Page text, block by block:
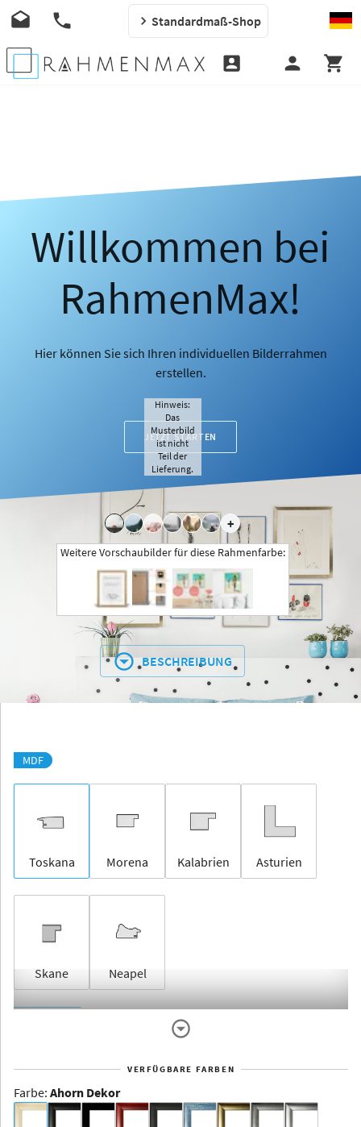
Standardmaß-Shop
Willkommen bei
RahmenMax!
Hier können Sie sich Ihren individuellen Bilderrahmen
erstellen.
JETZT STARTEN
+
Hinweis:
Das
Musterbild
ist nicht
Teil der
Lieferung.
Weitere Vorschaubilder für diese Rahmenfarbe:
BESCHREIBUNG
MDF
Toskana Morena Kalabrien Asturien
Skane Neapel
Dakota -
VERFÜGBARE FARBEN
Farbe: Ahorn Dekor